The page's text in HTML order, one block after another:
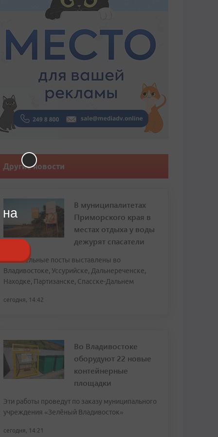
Другие новости
В муниципалитетах
Приморского края в
местах отдыха у воды
дежурят спасатели
Спасательные посты выставлены во
Владивостоке, Уссурийске, Дальнереченске,
Находке, Партизанске, Спасске-Дальнем
сегодня, 14:42
Во Владивостоке
оборудуют 22 новые
контейнерные
площадки
Эти работы проведут по заказу муниципального
учреждения «Зелёный Владивосток»
сегодня, 14:21